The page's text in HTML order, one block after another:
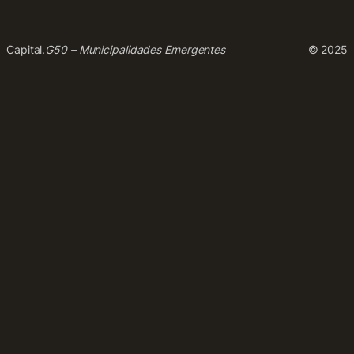
Capital.G50 – Municipalidades Emergentes © 2025